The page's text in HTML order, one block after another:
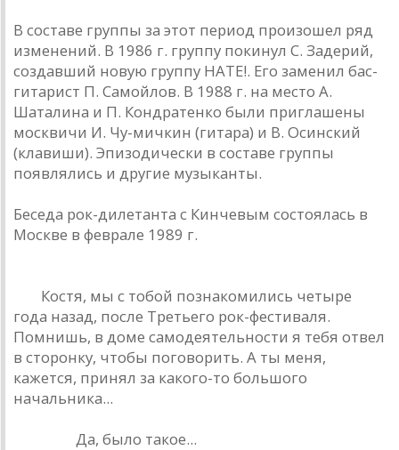
В составе группы за этот период произошел ряд
изменений. В 1986 г. группу покинул С. Задерий,
создавший новую группу НАТЕ!. Его заменил бас-
гитарист П. Самойлов. В 1988 г. на место А.
Шаталина и П. Кондратенко были приглашены
москвичи И. Чу-мичкин (гитара) и В. Осинский
(клавиши). Эпизодически в составе группы
появлялись и другие музыканты.
Беседа рок-дилетанта с Кинчевым состоялась в
Москве в феврале 1989 г.
Костя, мы с тобой познакомились четыре
года назад, после Третьего рок-фестиваля.
Помнишь, в доме самодеятельности я тебя отвел
в сторонку, чтобы поговорить. А ты меня,
кажется, принял за какого-то большого
начальника...
Да, было такое...